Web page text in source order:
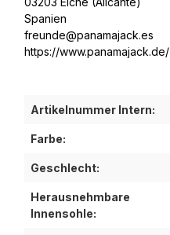
Spanien
freunde@panamajack.es
https://www.panamajack.de/
Artikelnummer Intern:
Farbe:
Geschlecht:
Herausnehmbare
Innensohle: